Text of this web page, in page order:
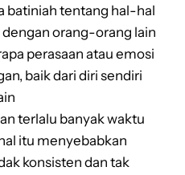
batiniah tentang hal-hal
orang-orang lain
perasaan atau emosi
baik dari diri sendiri
terlalu banyak waktu
itu menyebabkan
konsisten dan tak